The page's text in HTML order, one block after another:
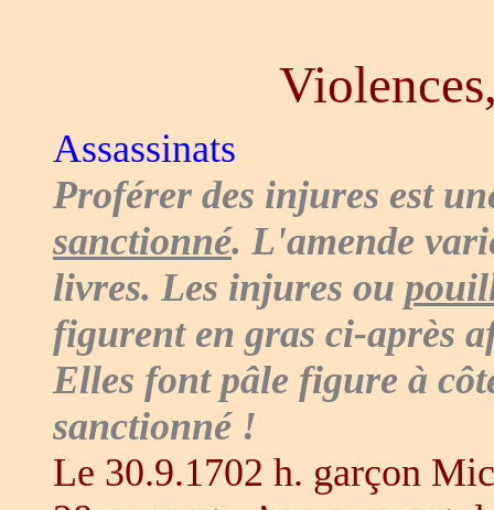
Violences
Assassinats
Proférer des injures est
sanctionné. L'amende
livres. Les injures ou
figurent en gras ci-après
Elles font pâle figure à
sanctionné !
Le 30.9.1702 h. garçon